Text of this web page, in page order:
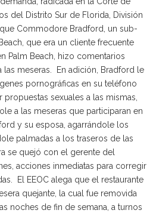
del Distrito Sur de Florida, División
Commodore Bradford, un sub-
que era un cliente frecuente
Palm Beach, hizo comentarios
las meseras. En adición, Bradford le
pornográficas en su teléfono
sexuales a las mismas,
a las meseras que participaran en
y su esposa, agarrándole los
palmadas a los traseros de las
se quejó con el gerente del
acciones inmediatas para corregir
El EEOC alega que el restaurante
quejante, la cual fue removida
noches de fin de semana, a turnos